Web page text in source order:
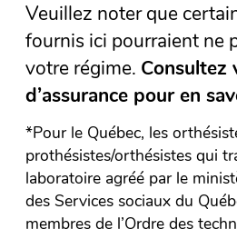
Veuillez noter que
fournis ici pourraient ne
votre régime. Consultez
d’assurance pour en
*Pour le Québec, les
prothésistes/orthésistes qui
laboratoire agréé par le
des Services sociaux du
membres de l’Ordre des